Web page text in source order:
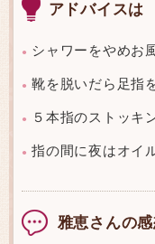
アドバイスは
● シャワーをやめお
● 靴を脱いだら足指
● ５本指のストッキ
● 指の間に夜はオイ
雅恵さんの感